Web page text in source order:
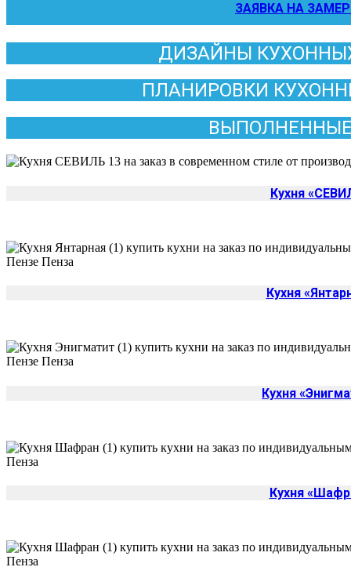
ЗАЯВКА НА
ДИЗАЙНЫ
ПЛАНИРОВКИ
Кухня
Кухня
Кухня
Кухня